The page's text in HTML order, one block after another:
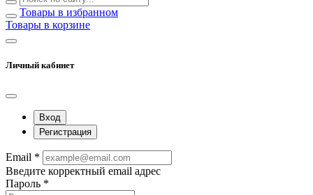
Товары в избранном
Товары в корзине
Личный кабинет
Вход
Регистрация
Email *
Введите корректный email адрес
Пароль *